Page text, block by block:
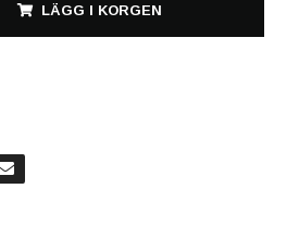
LÄGG I KORGEN